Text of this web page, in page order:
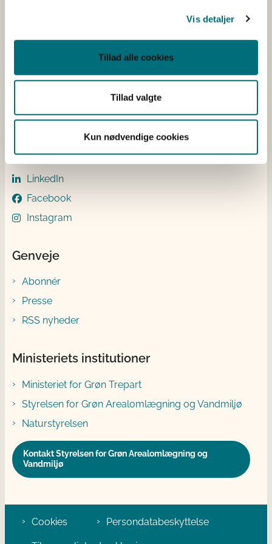
Vis detaljer
Tillad alle cookies
Tillad valgte
Kun nødvendige cookies
Elektronisk fakturering
Mandag – Torsdag fra 08.30 – 15.00
Fredag fra 08.30 – 14.00
Følg os
LinkedIn
Facebook
Instagram
Genveje
Abonnér
Presse
RSS nyheder
Ministeriets institutioner
Ministeriet for Grøn Trepart
Styrelsen for Grøn Arealomlægning og Vandmiljø
Naturstyrelsen
Kontakt Styrelsen for Grøn Arealomlægning og
Vandmiljø
Cookies Persondatabeskyttelse